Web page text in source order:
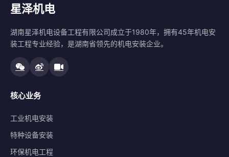
星泽机电
湖南星泽机电设备工程有限公司成立于1980年，拥有45年机电安
装工程专业经验，是湖南省领先的机电安装企业。
核心业务
工业机电安装
特种设备安装
环保机电工程